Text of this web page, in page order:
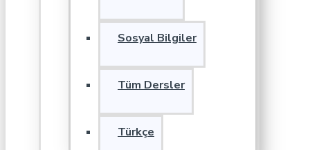
Sosyal Bilgiler
Tüm Dersler
Türkçe